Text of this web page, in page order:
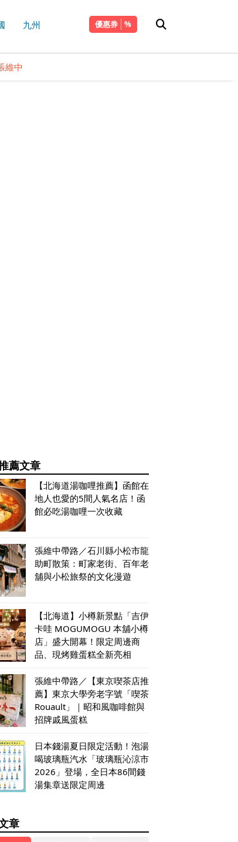
九州 優惠券
維中
薦文章
【北海道湯咖哩推薦】函館在
地人也愛的5間人氣名店！函
館必吃湯咖哩一次收藏
張維中帶路／石川縣小松市龍
助町散策：町家老街、百年老
舖與小松旅祭的文化漫遊
【北海道】小樽新景點「吉伊
卡哇 MOGUMOGU 本舖小樽
店」盛大開幕！限定周邊商
品、現烤雞蛋糕全新亮相
張維中帶路／【東京喫茶店推
薦】東京大學旁老字號「喫茶
Rouault」｜昭和風咖啡館與
招牌戚風蛋糕
日本錢湯夏日限定活動！泡湯
喝玻璃瓶汽水「玻璃瓶沁涼市
2026」登場，全日本86間錢
湯集章送限定周邊
章